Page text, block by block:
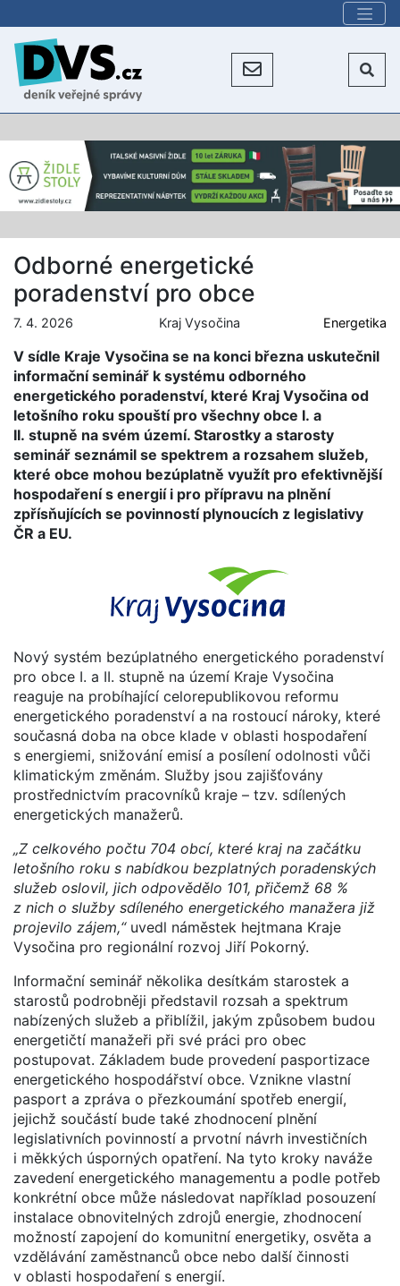
Odborné energetické
poradenství pro obce
7. 4. 2026 Kraj Vysočina Energetika
V sídle Kraje Vysočina se na konci března uskutečnil
informační seminář k systému odborného
energetického poradenství, které Kraj Vysočina od
letošního roku spouští pro všechny obce I. a
II. stupně na svém území. Starostky a starosty
seminář seznámil se spektrem a rozsahem služeb,
které obce mohou bezúplatně využít pro efektivnější
hospodaření s energií i pro přípravu na plnění
zpřísňujících se povinností plynoucích z legislativy
ČR a EU.
Nový systém bezúplatného energetického poradenství
pro obce I. a II. stupně na území Kraje Vysočina
reaguje na probíhající celorepublikovou reformu
energetického poradenství a na rostoucí nároky, které
současná doba na obce klade v oblasti hospodaření
s energiemi, snižování emisí a posílení odolnosti vůči
klimatickým změnám. Služby jsou zajišťovány
prostřednictvím pracovníků kraje – tzv. sdílených
energetických manažerů.
„Z celkového počtu 704 obcí, které kraj na začátku
letošního roku s nabídkou bezplatných poradenských
služeb oslovil, jich odpovědělo 101, přičemž 68 %
z nich o služby sdíleného energetického manažera již
projevilo zájem,“uvedl náměstek hejtmana Kraje
Vysočina pro regionální rozvoj Jiří Pokorný.
Informační seminář několika desítkám starostek a
starostů podrobněji představil rozsah a spektrum
nabízených služeb a přiblížil, jakým způsobem budou
energetičtí manažeři při své práci pro obec
postupovat. Základem bude provedení pasportizace
energetického hospodářství obce. Vznikne vlastní
pasport a zpráva o přezkoumání spotřeb energií,
jejichž součástí bude také zhodnocení plnění
legislativních povinností a prvotní návrh investičních
i měkkých úsporných opatření. Na tyto kroky naváže
zavedení energetického managementu a podle potřeb
konkrétní obce může následovat například posouzení
instalace obnovitelných zdrojů energie, zhodnocení
možností zapojení do komunitní energetiky, osvěta a
vzdělávání zaměstnanců obce nebo další činnosti
v oblasti hospodaření s energií.